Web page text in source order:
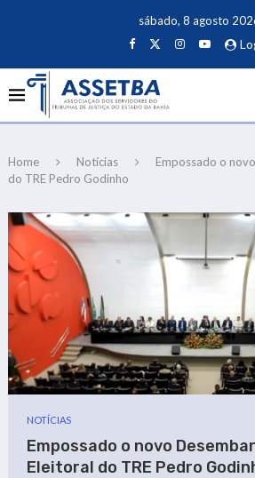
sábado, 8 agosto
Home Notícias
Empossado o
do TRE Pedro Godinho
NOTÍCIAS
Empossado o novo
Eleitoral do TRE Pedro